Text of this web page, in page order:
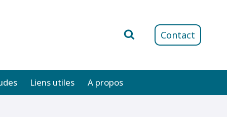
Contact
Liens utiles A propos